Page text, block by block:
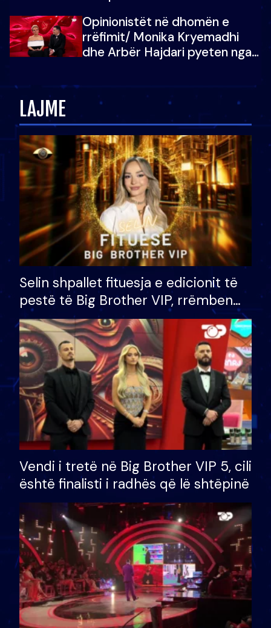
vajzën e tij
Opinionistët në dhomën e
rrëfimit/ Monika Kryemadhi
dhe Arbër Hajdari pyeten nga
LAJME
Selin shpallet fituesja e edicionit të
pestë të Big Brother VIP, rrëmben
çmimin e madh prej 100 mijë eurosh
Vendi i tretë në Big Brother VIP 5, cili
është finalisti i radhës që lë shtëpinë